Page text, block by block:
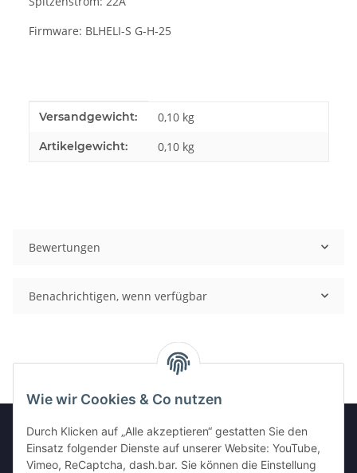
Wie wir Cookies & Co nutzen
Durch Klicken auf „Alle akzeptieren“ gestatten Sie den
Einsatz folgender Dienste auf unserer Website: YouTube,
Vimeo, ReCaptcha, dash.bar. Sie können die Einstellung
Firmware: BLHELI-S G-H-25
Produkteigenschaft
Wert
Versandgewicht: 0,10 kg
Artikelgewicht: 0,10 kg
Bewertungen
Benachrichtigen, wenn verfügbar
GESETZLICHE INFORMATIONEN